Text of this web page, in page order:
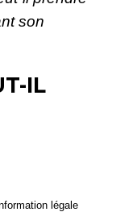
son
IL
légale